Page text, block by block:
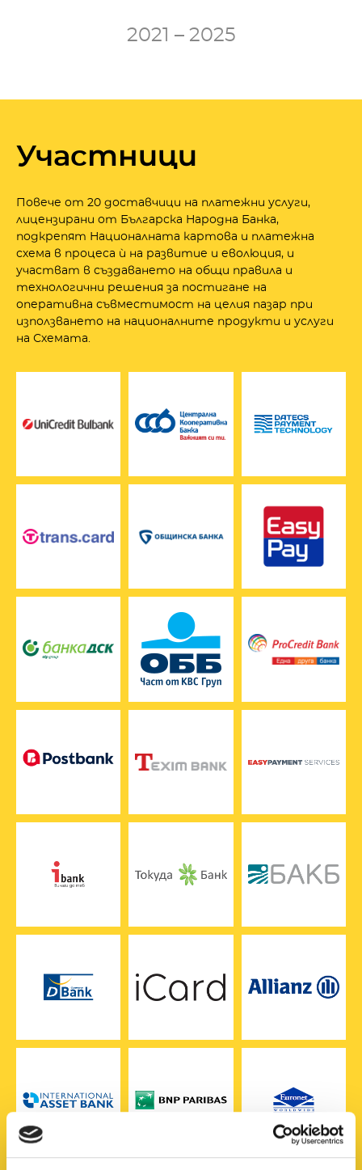
2021 – 2025
Участници
Повече от 20 доставчици на платежни услуги,
лицензирани от Българска Народна Банка,
подкрепят Националната картова и платежна
схема в процеса ѝ на развитие и еволюция, и
участват в създаването на общи правила и
технологични решения за постигане на
оперативна съвместимост на целия пазар при
използването на националните продукти и услуги
на Схемата.